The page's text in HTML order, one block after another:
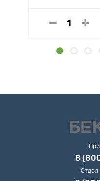
8
Отдел